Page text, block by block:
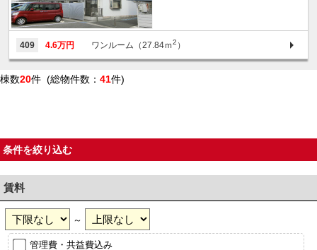
409 4.6万円 ワンルーム（27.84ｍ2 ）
棟数20件 (総物件数： 41件)
条件を絞り込む
賃料
～
管理費・共益費込み